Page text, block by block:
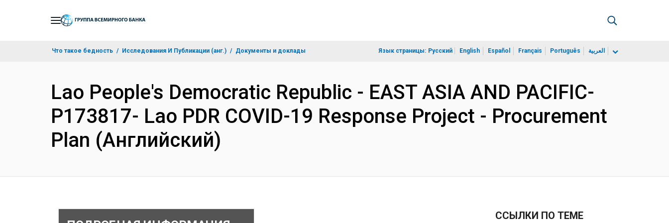
Что такое бедность Исследования И Публикации (анг.) Документы и доклады Язык страницы: Русский English Español Français Português العربية
Lao People's Democratic Republic - EAST ASIA AND PACIFIC-
P173817- Lao PDR COVID-19 Response Project - Procurement
Plan (Английский)
ССЫЛКИ ПО ТЕМЕ